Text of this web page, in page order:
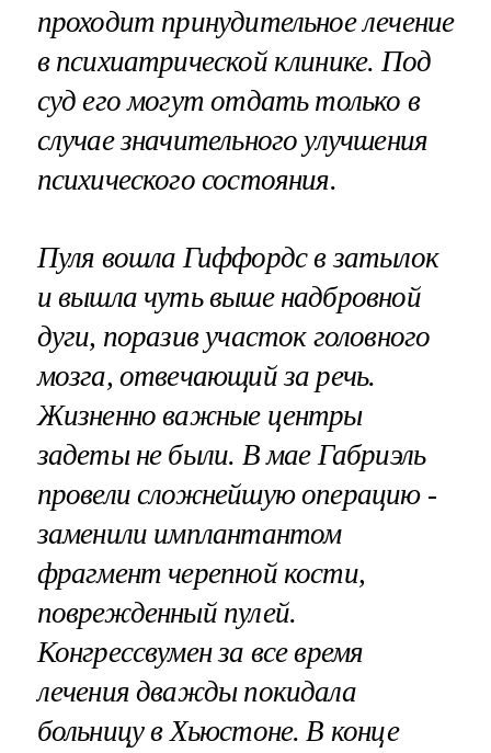
проходит принудительное лечение
в психиатрической клинике. Под
суд его могут отдать только в
случае значительного улучшения
психического состояния.
Пуля вошла Гиффордс в затылок
и вышла чуть выше надбровной
дуги, поразив участок головного
мозга, отвечающий за речь.
Жизненно важные центры
задеты не были. В мае Габриэль
провели сложнейшую операцию -
заменили имплантантом
фрагмент черепной кости,
поврежденный пулей.
Конгрессвумен за все время
лечения дважды покидала
больницу в Хьюстоне. В конце